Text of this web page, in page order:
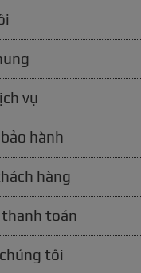
vụ
hành
hàng
toán
tôi